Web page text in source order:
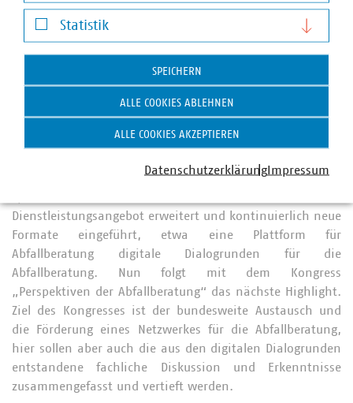
Denn Abfallberatung, eingebettet in den weiter gefassten
Begriff Kreislaufwirtschaft, ist ein Weg, den man
gemeinsam gehen muss.
Hintergrund
Im Zuge der Novellierung des Kreislaufwirtschaftsgesetzes
und des Verpackungsgesetzes wurden die Aufgaben für
ausgeweitet. Aus diesem Grund hat der VKU bzw. die
Dienstleistungsangebot erweitert und kontinuierlich neue
Formate eingeführt, etwa eine Plattform für
Abfallberatung digitale Dialogrunden für die
Abfallberatung. Nun folgt mit dem Kongress
„Perspektiven der Abfallberatung“ das nächste Highlight.
Ziel des Kongresses ist der bundesweite Austausch und
die Förderung eines Netzwerkes für die Abfallberatung,
hier sollen aber auch die aus den digitalen Dialogrunden
entstandene fachliche Diskussion und Erkenntnisse
zusammengefasst und vertieft werden.
Darstellung von YouTube-Videos
Statistik
Statistik
SPEICHERN
ALLE COOKIES ABLEHNEN
ALLE COOKIES AKZEPTIEREN
DatenschutzerklärungImpressum